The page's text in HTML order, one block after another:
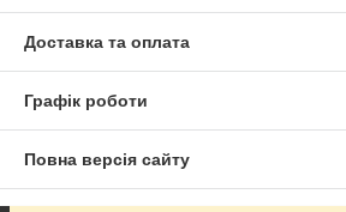
Доставка та оплата
Графік роботи
Повна версія сайту